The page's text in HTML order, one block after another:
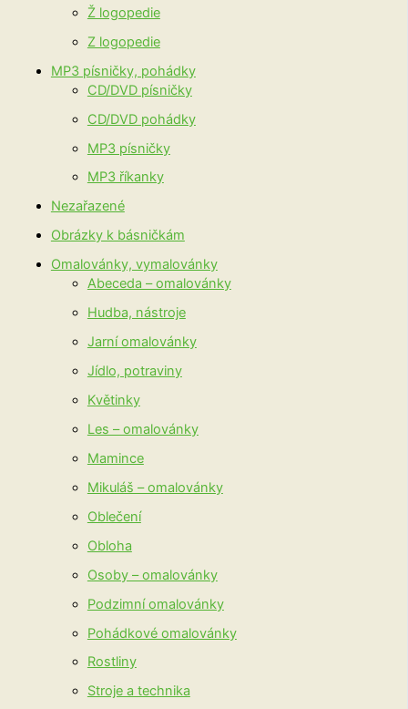
Ž logopedie
Z logopedie
MP3 písničky, pohádky
CD/DVD písničky
CD/DVD pohádky
MP3 písničky
MP3 říkanky
Nezařazené
Obrázky k básničkám
Omalovánky, vymalovánky
Abeceda – omalovánky
Hudba, nástroje
Jarní omalovánky
Jídlo, potraviny
Květinky
Les – omalovánky
Mamince
Mikuláš – omalovánky
Oblečení
Obloha
Osoby – omalovánky
Podzimní omalovánky
Pohádkové omalovánky
Rostliny
Stroje a technika